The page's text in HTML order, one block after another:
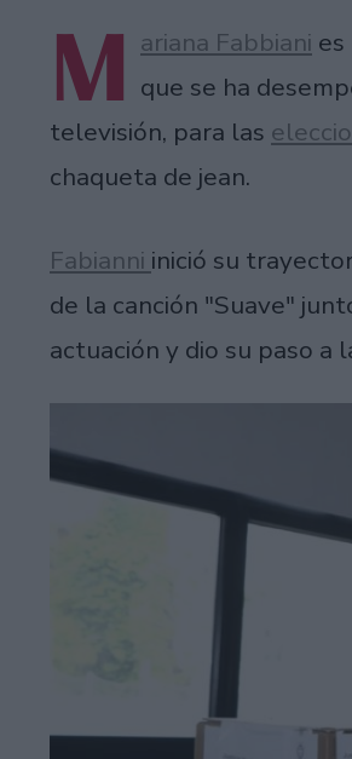
M ariana Fabbiani
que se ha
televisión, para las
chaqueta de jean.
Fabianni inició su
de la canción "Suave"
actuación y dio su paso a